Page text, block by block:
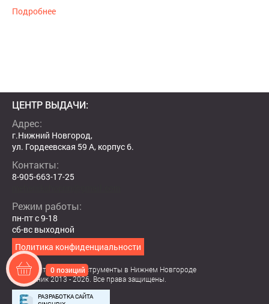
Подробнее
ЦЕНТР ВЫДАЧИ:
Адрес:
г.Нижний Новгород,
ул. Гордеевская 59 А, корпус 6.
0 позиций
Контакты:
8-905-663-17-25
Режим работы:
пн-пт с 9-18
сб-вс выходной
Политика конфиденциальности
Садовая техника и инструменты в Нижнем Новгороде
© Механик 2013 - 2026. Все права защищены.
РАЗРАБОТКА САЙТА